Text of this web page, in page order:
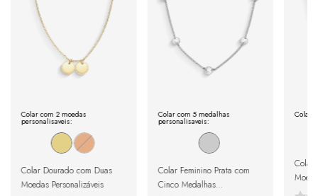
Após a confirmação de compra, a nota fiscal será
enviada em até um dia útil em seu e-mail.
Colar com 2 moedas
personalisaveis:
Colar Dourado com Duas
Moedas Personalizáveis
Colar com 5 medalhas
personalisaveis:
Colar Feminino Prata com
Cinco Medalhas
Colar
Colar